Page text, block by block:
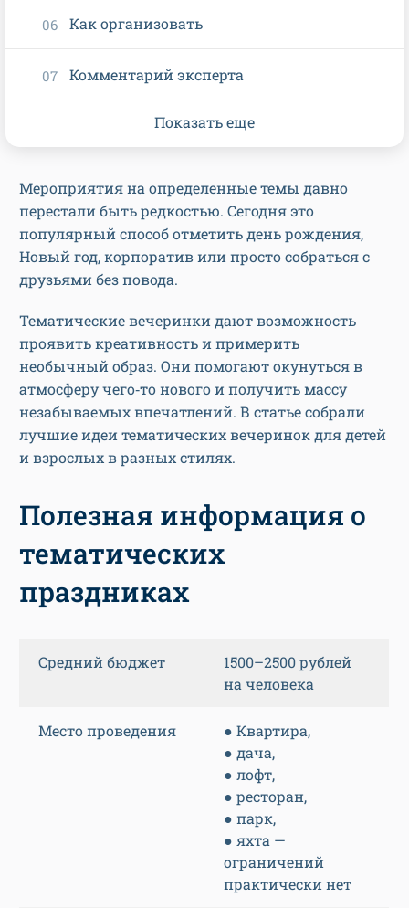
Мероприятия на определенные темы давно
перестали быть редкостью. Сегодня это
популярный способ отметить день рождения,
Новый год, корпоратив или просто собраться с
друзьями без повода.
Тематические вечеринки дают возможность
проявить креативность и примерить
необычный образ. Они помогают окунуться в
атмосферу чего‑то нового и получить массу
незабываемых впечатлений. В статье собрали
лучшие идеи тематических вечеринок для детей
и взрослых в разных стилях.
Полезная информация о
тематических
праздниках
Средний бюджет
1500–2500 рублей
на человека
Место проведения
● Квартира,
● дача,
● лофт,
● ресторан,
● парк,
● яхта —
ограничений
практически нет
Как организовать
Комментарий эксперта
Показать еще